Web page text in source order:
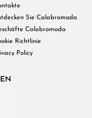
Sie Calabromoda
Calabromoda
Richtlinie
Policy